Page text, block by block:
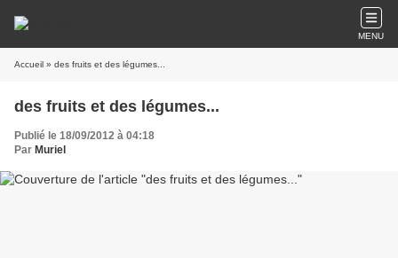
MENU
Accueil » des fruits et des légumes...
des fruits et des légumes...
Publié le 18/09/2012 à 04:18
Par Muriel